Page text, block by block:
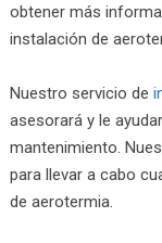
obtener más
instalación de
Nuestro servicio de
asesorará y le
mantenimiento.
para llevar a cabo
de aerotermia.